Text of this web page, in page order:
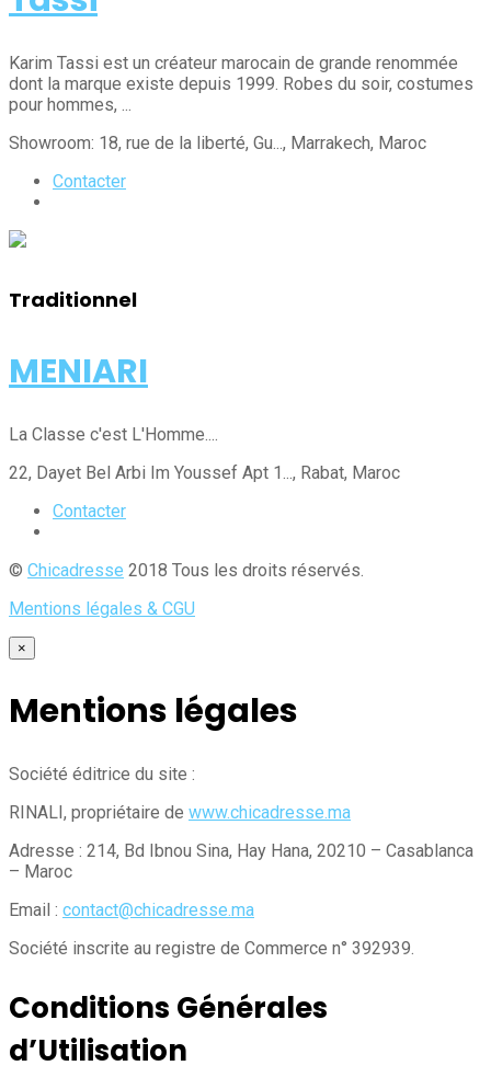
Karim Tassi est un créateur marocain de grande renommée
dont la marque existe depuis 1999. Robes du soir, costumes
pour hommes, ...
Showroom: 18, rue de la liberté, Gu..., Marrakech, Maroc
Contacter
Traditionnel
MENIARI
La Classe c'est L'Homme....
22, Dayet Bel Arbi Im Youssef Apt 1..., Rabat, Maroc
Contacter
© Chicadresse 2018 Tous les droits réservés.
Mentions légales & CGU
×
Mentions légales
Société éditrice du site :
RINALI, propriétaire de www.chicadresse.ma
Adresse : 214, Bd Ibnou Sina, Hay Hana, 20210 – Casablanca
– Maroc
Email : contact@chicadresse.ma
Société inscrite au registre de Commerce n° 392939.
Conditions Générales
d’Utilisation